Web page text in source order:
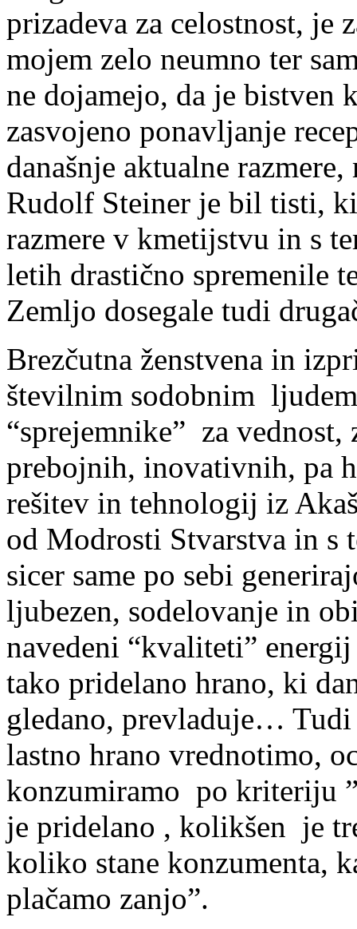
prizadeva za celostnost, je
mojem zelo neumno ter
ne dojamejo, da je bistven
zasvojeno ponavljanje
današnje aktualne
Rudolf Steiner je bil tisti,
razmere v kmetijstvu in s
letih drastično spremenile
Zemljo dosegale tudi
Brezčutna ženstvena in
številnim sodobnim
“sprejemnike” za
prebojnih, inovativnih, pa
rešitev in tehnologij iz
od Modrosti Stvarstva in
sicer same po sebi
ljubezen, sodelovanje in
navedeni “kvaliteti”
tako pridelano hrano, ki
gledano, prevladuje… Tudi
lastno hrano vrednotimo,
konzumiramo po kriteriju
je pridelano , kolikšen je
koliko stane konzumenta,
plačamo zanjo”.